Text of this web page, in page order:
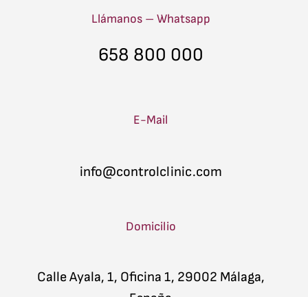
b
e
e
d
i
n
c
l
o
Llámanos – Whatsapp
658 800 000
E-Mail
info@controlclinic.com
Domicilio
Calle Ayala, 1, Oficina 1, 29002 Málaga,